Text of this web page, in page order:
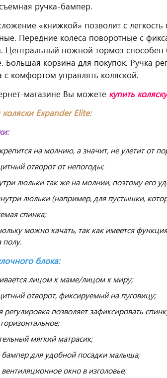
ручка-бампер.
«книжкой» позволит с легкость
Передние колеса поворотные с
Центральный ножной тормоз способен
Большая корзина для покупок. Ручка
с комфортом управлять коляской.
магазине Вы можете купить
Expander Elite:
на молнию, а значит, не улетит от
отворот от непогоды;
люльки так же на молнии, поэтому его
люльки (например, для пустышки,
спинка;
можно качать, так как имеется
полу.
блока:
лицом к маме/лицом к миру;
отворот, фиксируемый на пуговицу;
регулировка позволяет зафиксировать
мягкий матрасик;
для удобной посадки малыша;
окно в изголовье;